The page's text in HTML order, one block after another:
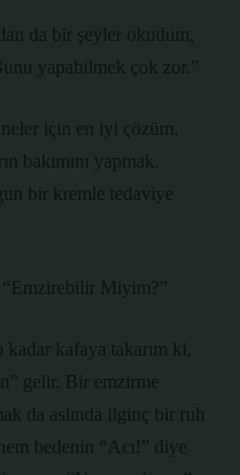
da bir şeyler okudum,
yapabilmek çok zor.”
için en iyi çözüm,
bakımını yapmak.
bir kremle tedaviye
Miyim?”
kafaya takarım ki,
gelir. Bir emzirme
da aslında ilginç bir ruh
bedenin “Acı!” diye